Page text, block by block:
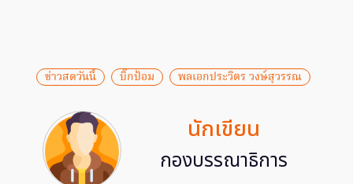
ข่าวสดวันนี้ บิ๊กป้อม พลเอกประวิตร วงษ์สุวรรณ
นักเขียน
กองบรรณาธิการ